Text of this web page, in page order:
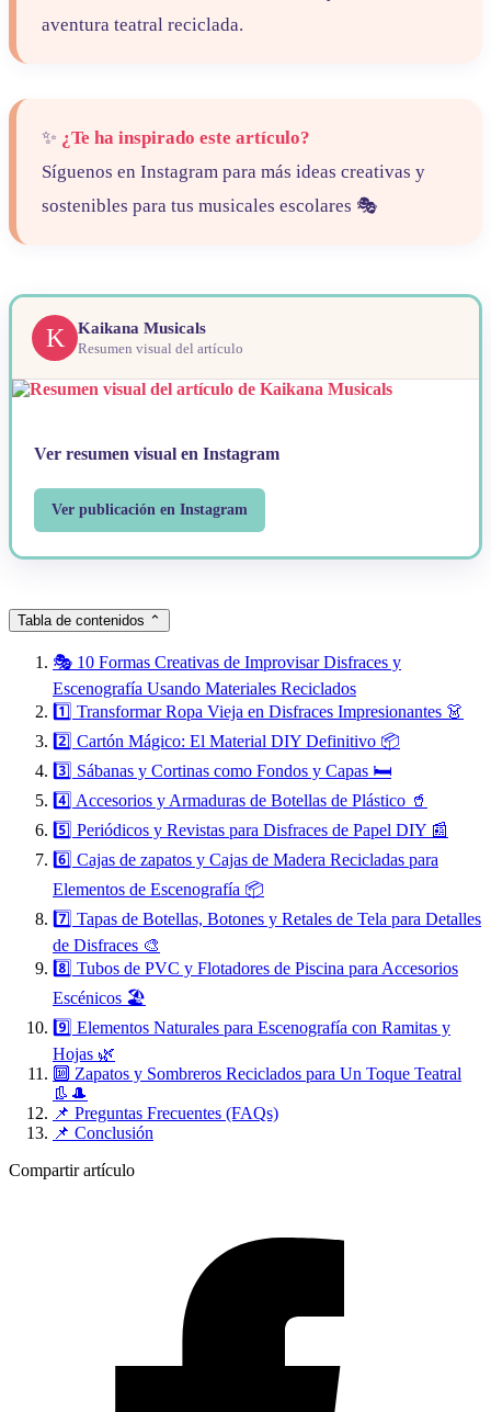
aventura teatral reciclada.
✨ ¿Te ha inspirado este artículo?
Síguenos en Instagram para más ideas creativas y
sostenibles para tus musicales escolares 🎭
K Kaikana Musicals
Resumen visual del artículo
Ver resumen visual en Instagram
Ver publicación en Instagram
Tabla de contenidos ⌃
🎭 10 Formas Creativas de Improvisar Disfraces y
Escenografía Usando Materiales Reciclados
1️⃣ Transformar Ropa Vieja en Disfraces Impresionantes 👗
2️⃣ Cartón Mágico: El Material DIY Definitivo 📦
3️⃣ Sábanas y Cortinas como Fondos y Capas 🛏️
4️⃣ Accesorios y Armaduras de Botellas de Plástico 🥤
5️⃣ Periódicos y Revistas para Disfraces de Papel DIY 📰
6️⃣ Cajas de zapatos y Cajas de Madera Recicladas para
Elementos de Escenografía 📦
7️⃣ Tapas de Botellas, Botones y Retales de Tela para Detalles
de Disfraces 🎨
8️⃣ Tubos de PVC y Flotadores de Piscina para Accesorios
Escénicos 🏖️
9️⃣ Elementos Naturales para Escenografía con Ramitas y
Hojas 🌿
🔟 Zapatos y Sombreros Reciclados para Un Toque Teatral
👢🎩
📌 Preguntas Frecuentes (FAQs)
📌 Conclusión
Compartir artículo